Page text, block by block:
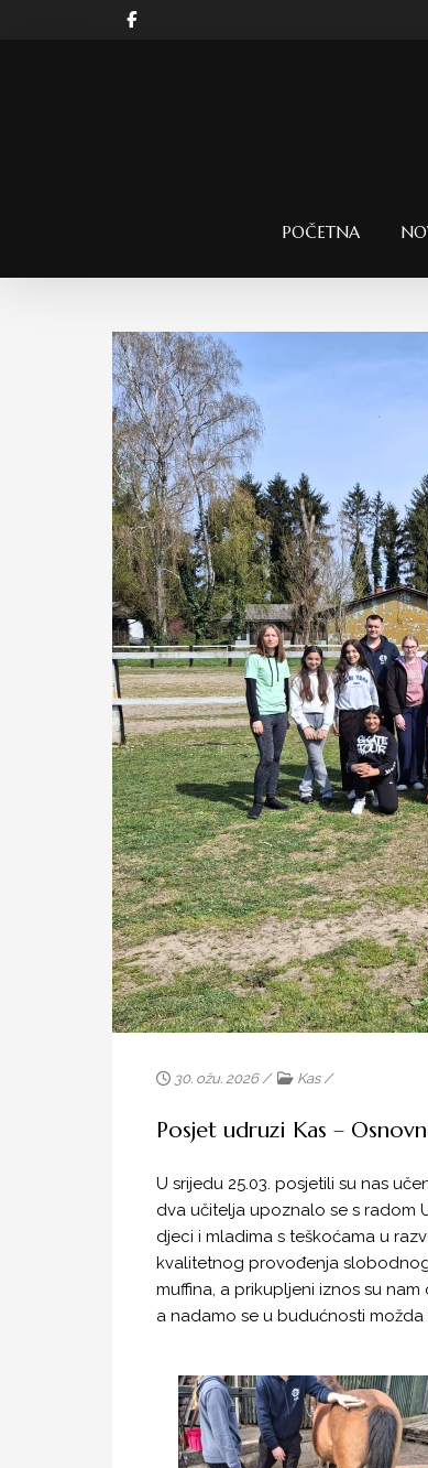
POČETNA
30. ožu. 2026 / Kas/
Posjet udruzi Kas –
U srijedu 25.03. posjetili su nas
dva učitelja upoznalo se s radom
djeci i mladima s teškoćama u
kvalitetnog provođenja
muffina, a prikupljeni iznos su
a nadamo se u budućnosti